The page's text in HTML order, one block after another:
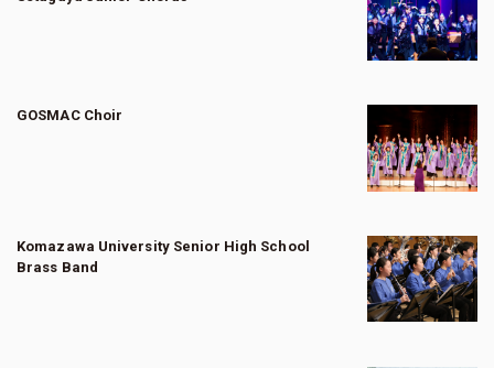
GOSMAC Choir
Komazawa University Senior High School
Brass Band